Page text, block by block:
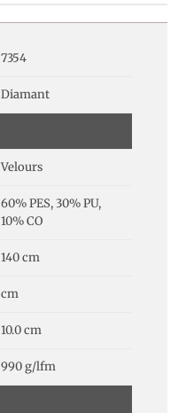
7354
Diamant
Velours
60% PES, 30% PU,
10% CO
140 cm
cm
10.0 cm
990 g/lfm